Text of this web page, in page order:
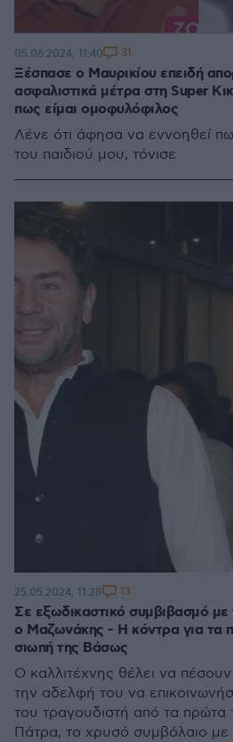
Ξέσπασε ο Μαυρικίου επειδή
ασφαλιστικά μέτρα στη Super
πως είμαι ομοφυλόφιλος
Λένε ότι άφησα να εννοηθεί
του παιδιού μου, τόνισε
05.06.2024, 11:40 31
Σε εξωδικαστικό συμβιβασμό με
ο Μαζωνάκης - Η κόντρα για τα
σιωπή της Βάσως
Ο καλλιτέχνης θέλει να πέσουν
την αδελφή του να
του τραγουδιστή από τα πρώτα
Πάτρα, το χρυσό συμβόλαιο με
25.05.2024, 11:28 13